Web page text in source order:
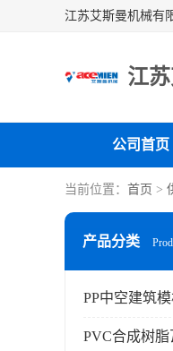
江
公司首页
当前位置： 首页 >
产品分类
PP中空建筑
PVC合成树脂